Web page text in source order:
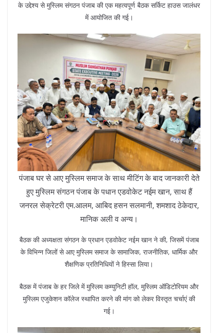
के उद्देश्य से मुस्लिम संगठन पंजाब की एक महत्वपूर्ण बैठक सर्किट हाउस जालंधर
में आयोजित की गई।
पंजाब घर से आए मुस्लिम समाज के साथ मीटिंग के बाद जानकारी देते
हुए मुस्लिम संगठन पंजाब के पधान एडवोकेट नईम खान, साथ हैं
जनरल सेक्रेटरी एम.आलम, आबिद हसन सलमानी, शमशाद ठेकेदार,
मानिक अली व अन्य।
बैठक की अध्यक्षता संगठन के प्रधान एडवोकेट नईम खान ने की, जिसमें पंजाब
के विभिन्न जिलों से आए मुस्लिम समाज के सामाजिक, राजनीतिक, धार्मिक और
शैक्षणिक प्रतिनिधियों ने हिस्सा लिया।
बैठक में पंजाब के हर जिले में मुस्लिम कम्युनिटी हॉल, मुस्लिम ऑडिटोरियम और
मुस्लिम एजुकेशन कॉलेज स्थापित करने की मांग को लेकर विस्तृत चर्चाएं की
गई।